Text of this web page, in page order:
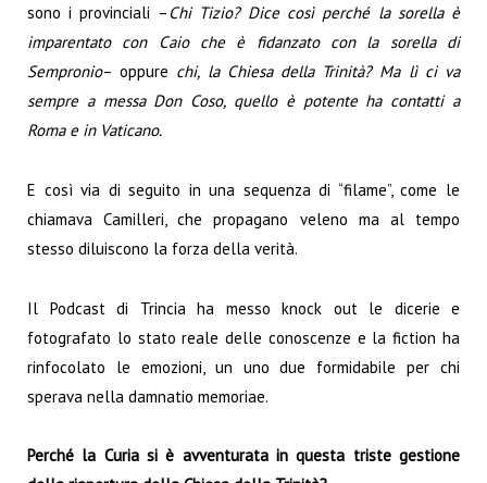
sono i provinciali – Chi Tizio? Dice così perché la sorella è
imparentato con Caio che è fidanzato con la sorella di
Sempronio– oppure chi, la Chiesa della Trinità? Ma lì ci va
sempre a messa Don Coso, quello è potente ha contatti a
Roma e in Vaticano.
E così via di seguito in una sequenza di “filame”, come le
chiamava Camilleri, che propagano veleno ma al tempo
stesso diluiscono la forza della verità.
Il Podcast di Trincia ha messo knock out le dicerie e
fotografato lo stato reale delle conoscenze e la fiction ha
rinfocolato le emozioni, un uno due formidabile per chi
sperava nella damnatio memoriae.
Perché la Curia si è avventurata in questa triste gestione